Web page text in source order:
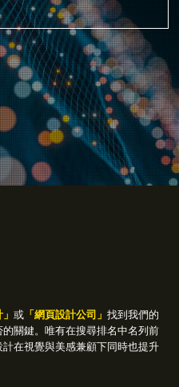
或 「網頁設計公司」 找到我們的
關鍵。唯有在搜尋排名中名列前
在視覺與美感兼顧下同時也提升